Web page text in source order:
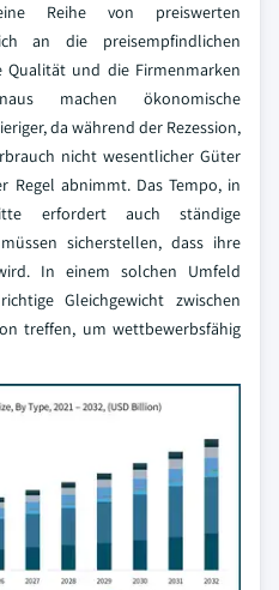
Reihe von preiswerten
an die preisempfindlichen
Qualität und die Firmenmarken
machen ökonomische
da während der Rezession,
nicht wesentlicher Güter
abnimmt. Das Tempo, in
erfordert auch ständige
sicherstellen, dass ihre
In einem solchen Umfeld
Gleichgewicht zwischen
treffen, um wettbewerbsfähig